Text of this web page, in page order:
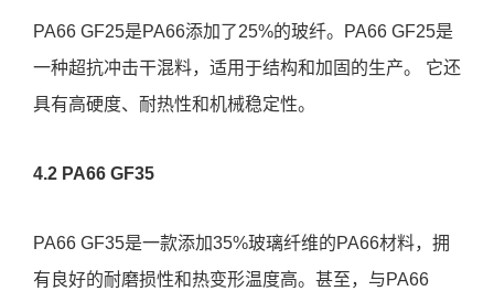
PA66 GF25是PA66添加了25%的玻纤。PA66 GF25是
一种超抗冲击干混料，适用于结构和加固的生产。 它还
具有高硬度、耐热性和机械稳定性。
4.2 PA66 GF35
PA66 GF35是一款添加35%玻璃纤维的PA66材料，拥
有良好的耐磨损性和热变形温度高。甚至，与PA66